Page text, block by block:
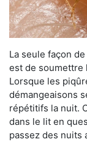
La seule façon
est de soumettre
Lorsque les
démangeaisons
répétitifs la nuit.
dans le lit en
passez des nuits